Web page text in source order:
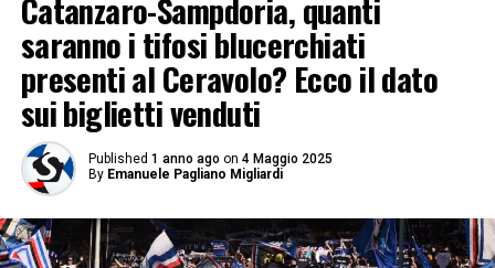
Catanzaro-Sampdoria, quanti
saranno i tifosi blucerchiati
presenti al Ceravolo? Ecco il dato
sui biglietti venduti
Published 1 anno ago on 4 Maggio 2025
By Emanuele Pagliano Migliardi